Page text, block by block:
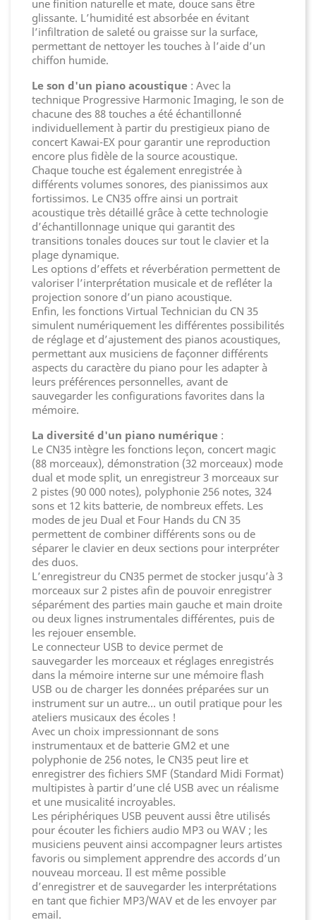
une finition naturelle et mate, douce sans être
glissante. L’humidité est absorbée en évitant
l’infiltration de saleté ou graisse sur la surface,
permettant de nettoyer les touches à l’aide d’un
chiffon humide.
Le son d'un piano acoustique : Avec la
technique Progressive Harmonic Imaging, le son de
chacune des 88 touches a été échantillonné
individuellement à partir du prestigieux piano de
concert Kawai-EX pour garantir une reproduction
encore plus fidèle de la source acoustique.
Chaque touche est également enregistrée à
différents volumes sonores, des pianissimos aux
fortissimos. Le CN35 offre ainsi un portrait
acoustique très détaillé grâce à cette technologie
d’échantillonnage unique qui garantit des
transitions tonales douces sur tout le clavier et la
plage dynamique.
Les options d’effets et réverbération permettent de
valoriser l’interprétation musicale et de refléter la
projection sonore d’un piano acoustique.
Enfin, les fonctions Virtual Technician du CN 35
simulent numériquement les différentes possibilités
de réglage et d’ajustement des pianos acoustiques,
permettant aux musiciens de façonner différents
aspects du caractère du piano pour les adapter à
leurs préférences personnelles, avant de
sauvegarder les configurations favorites dans la
mémoire.
La diversité d'un piano numérique :
Le CN35 intègre les fonctions leçon, concert magic
(88 morceaux), démonstration (32 morceaux) mode
dual et mode split, un enregistreur 3 morceaux sur
2 pistes (90 000 notes), polyphonie 256 notes, 324
sons et 12 kits batterie, de nombreux effets. Les
modes de jeu Dual et Four Hands du CN 35
permettent de combiner différents sons ou de
séparer le clavier en deux sections pour interpréter
des duos.
L’enregistreur du CN35 permet de stocker jusqu’à 3
morceaux sur 2 pistes afin de pouvoir enregistrer
séparément des parties main gauche et main droite
ou deux lignes instrumentales différentes, puis de
les rejouer ensemble.
Le connecteur USB to device permet de
sauvegarder les morceaux et réglages enregistrés
dans la mémoire interne sur une mémoire flash
USB ou de charger les données préparées sur un
instrument sur un autre… un outil pratique pour les
ateliers musicaux des écoles !
Avec un choix impressionnant de sons
instrumentaux et de batterie GM2 et une
polyphonie de 256 notes, le CN35 peut lire et
enregistrer des fichiers SMF (Standard Midi Format)
multipistes à partir d’une clé USB avec un réalisme
et une musicalité incroyables.
Les périphériques USB peuvent aussi être utilisés
pour écouter les fichiers audio MP3 ou WAV ; les
musiciens peuvent ainsi accompagner leurs artistes
favoris ou simplement apprendre des accords d’un
nouveau morceau. Il est même possible
d’enregistrer et de sauvegarder les interprétations
en tant que fichier MP3/WAV et de les envoyer par
email.